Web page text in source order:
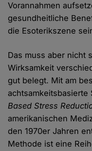
Vorannahmen
gesundheitliche
die Esoterikszene
Das muss aber nicht
Wirksamkeit
gut belegt. Mit am
achtsamkeitsbasierte
Based Stress
amerikanischen
den 1970er Jahren
Methode ist eine